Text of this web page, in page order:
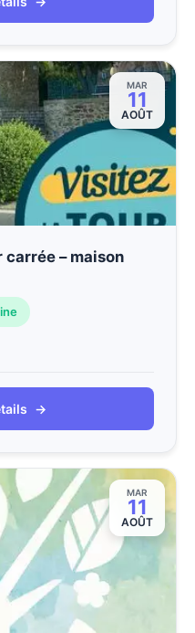
MAR
11
AOÛT
– maison
→
MAR
11
AOÛT